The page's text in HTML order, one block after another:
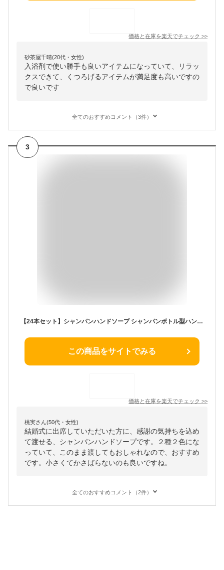
価格と在庫を楽天でチェック >>
砂茶屋千晴(20代・女性)
入浴剤で使い勝手も良いアイテムになっていて、リラッ
クスできて、くつろげるアイテムが満足度も高いですの
で良いです
全てのおすすめコメント（3件）
3
【24本セット】シャンパンハンドソープ シャンパンボトル型ハンドソープ プチギフト 景品 結婚式 退職 転勤 パーティー ちょっとしたプレゼント 個包装【送料無料】
この商品をサイトでみる
価格と在庫を楽天でチェック >>
桃実さん(50代・女性)
結婚式に出席していただいた方に、感謝の気持ちを込め
て渡せる、シャンパンハンドソープです。２種２色にな
っていて、このまま渡してもおしゃれなので、おすすめ
です。小さくてかさばらないのも良いですね。
全てのおすすめコメント（2件）